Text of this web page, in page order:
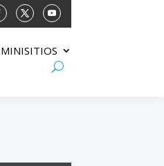
MINISITIOS